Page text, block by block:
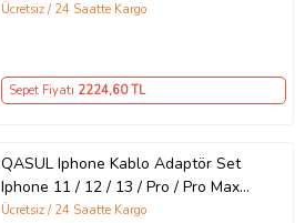
Ücretsiz / 24 Saatte Kargo
Sepet Fiyatı 2224,60 TL
QASUL Iphone Kablo Adaptör Set
Iphone 11 / 12 / 13 / Pro / Pro Max
Uyumlu Şarj Aleti Seti
Ücretsiz / 24 Saatte Kargo